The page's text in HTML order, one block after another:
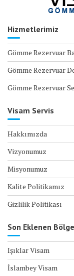
Hizmetlerimiz
Gömme Rezervuar
Gömme Rezervuar
Gömme Rezervuar
Visam Servis
Hakkımızda
Vizyonumuz
Misyonumuz
Kalite Politikamız
Gizlilik Politikası
Son Eklenen
Işıklar Visam
İslambey Visam